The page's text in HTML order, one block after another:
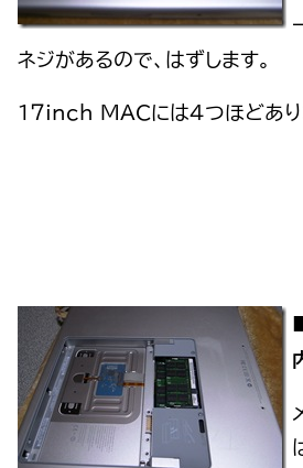
ネジがあるので、はずします。
１７inch MACには４つほどあり